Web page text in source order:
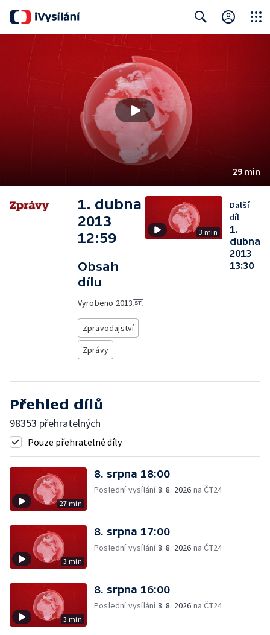
29 min
1. dubna
2013
12:59
Obsah
dílu
Vyrobeno 2013
Zpravodajství
Zprávy
3 min
Další
díl
1.
dubna
2013
13:30
Přehled dílů
98353 přehratelných
Pouze přehratelné díly
27 min
8. srpna 18:00
Poslední vysílání8. 8. 2026 na ČT24
3 min
8. srpna 17:00
Poslední vysílání8. 8. 2026 na ČT24
3 min
8. srpna 16:00
Poslední vysílání8. 8. 2026 na ČT24